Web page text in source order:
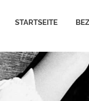
STARTSEITE